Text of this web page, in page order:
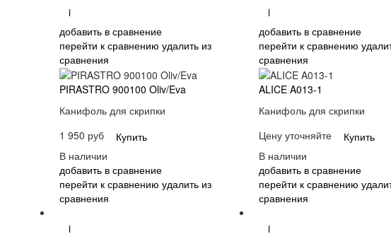
i
добавить в сравнение
перейти к сравнению удалить из
сравнения
PIRASTRO 900100 Oliv/Eva
Канифоль для скрипки
1 950 руб
Купить
В наличии
добавить в сравнение
перейти к сравнению удалить из
сравнения
i
добавить в сравнение
перейти к сравнению
сравнения
ALICE A013-1
Канифоль для скрипки
Цену уточняйте
Купить
В наличии
добавить в сравнение
перейти к сравнению
сравнения
i
i